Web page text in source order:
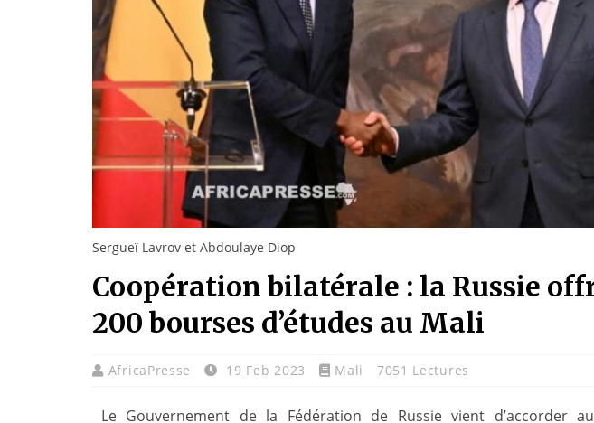
Sergueï Lavrov et Abdoulaye Diop
Coopération bilatérale : la Russie
200 bourses d’études au Mali
AfricaPresse 19 Feb 2023 Mali 7051 Lectures
Le Gouvernement de la Fédération de Russie vient d’accorder